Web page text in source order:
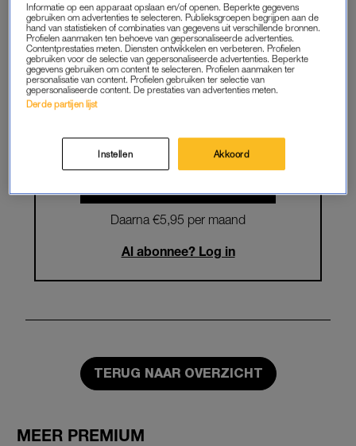
artikelen
Lees LINDA.magazine online
Geniet van te gekke winacties en
lekkere puzzels
Daarna €5,95 per maand
Al abonnee? Log in
TERUG NAAR OVERZICHT
MEER PREMIUM
Informatie op een apparaat opslaan en/of openen. Beperkte gegevens
gebruiken om advertenties te selecteren. Publieksgroepen begrijpen aan de
hand van statistieken of combinaties van gegevens uit verschillende bronnen.
Profielen aanmaken ten behoeve van gepersonaliseerde advertenties.
Contentprestaties meten. Diensten ontwikkelen en verbeteren. Profielen
gebruiken voor de selectie van gepersonaliseerde advertenties. Beperkte
gegevens gebruiken om content te selecteren. Profielen aanmaken ter
personalisatie van content. Profielen gebruiken ter selectie van
gepersonaliseerde content. De prestaties van advertenties meten.
Derde partijen lijst
Instellen Akkoord